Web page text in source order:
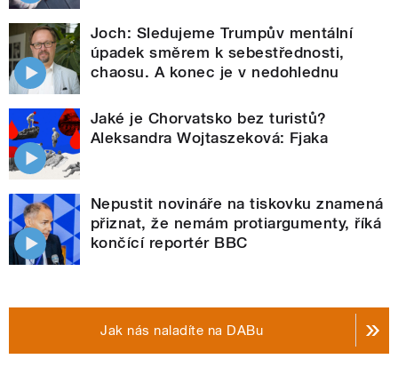
Joch: Sledujeme Trumpův mentální
úpadek směrem k sebestřednosti,
chaosu. A konec je v nedohlednu
Jaké je Chorvatsko bez turistů?
Aleksandra Wojtaszeková: Fjaka
Nepustit novináře na tiskovku znamená
přiznat, že nemám protiargumenty, říká
končící reportér BBC
Jak nás naladíte na DABu